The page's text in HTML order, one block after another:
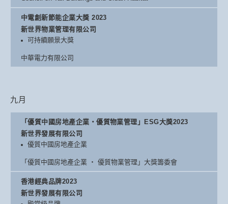
中電創新節能企業大獎 2023
新世界物業管理有限公司
可持續願景大獎
中華電力有限公司
九月
「優質中國房地產企業‧優質物業管理」ESG大獎2023
新世界發展有限公司
優質中國房地產企業
「優質中國房地產企業 ‧ 優質物業管理」大獎籌委會
香港經典品牌2023
新世界發展有限公司